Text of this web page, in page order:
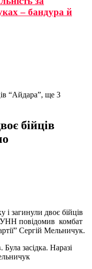
– бандура й
“Айдара”, ще 3
бійців
і загинули двоє бійців
повідомив комбат
Сергій Мельничук.
засідка. Наразі